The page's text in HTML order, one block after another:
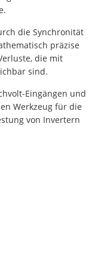
die Synchronität
präzise
die mit
sind.
Eingängen und
Werkzeug für die
von Invertern